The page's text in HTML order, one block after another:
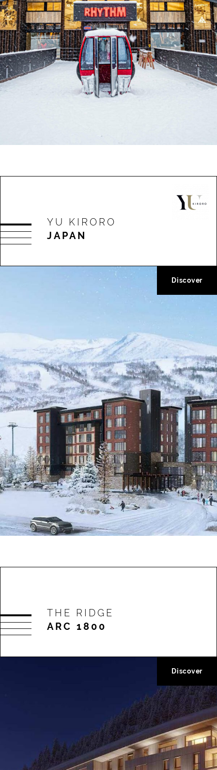
YU KIRORO
JAPAN
Discover
THE RIDGE
ARC 1800
Discover